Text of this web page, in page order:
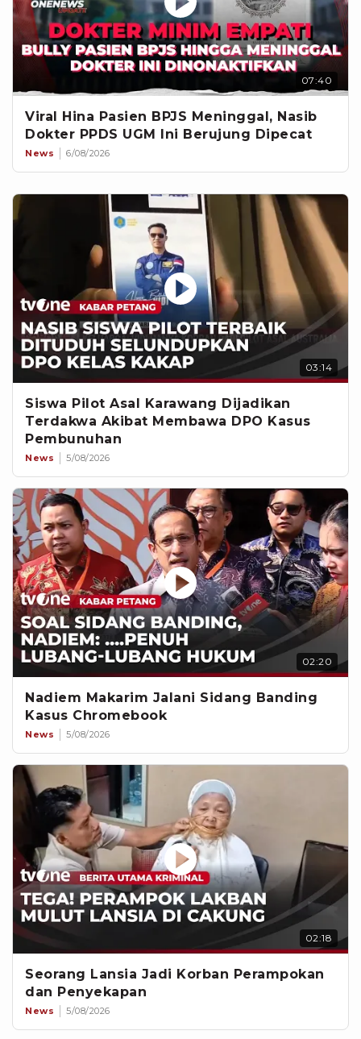
07:40
Viral Hina Pasien BPJS Meninggal, Nasib
Dokter PPDS UGM Ini Berujung Dipecat
News 6/08/2026
03:14
Siswa Pilot Asal Karawang Dijadikan
Terdakwa Akibat Membawa DPO Kasus
Pembunuhan
News 5/08/2026
02:20
Nadiem Makarim Jalani Sidang Banding
Kasus Chromebook
News 5/08/2026
02:18
Seorang Lansia Jadi Korban Perampokan
dan Penyekapan
News 5/08/2026